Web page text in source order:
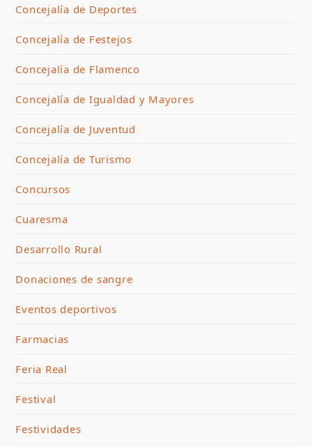
Concejalía de Deportes
Concejalía de Festejos
Concejalía de Flamenco
Concejalía de Igualdad y Mayores
Concejalía de Juventud
Concejalía de Turismo
Concursos
Cuaresma
Desarrollo Rural
Donaciones de sangre
Eventos deportivos
Farmacias
Feria Real
Festival
Festividades